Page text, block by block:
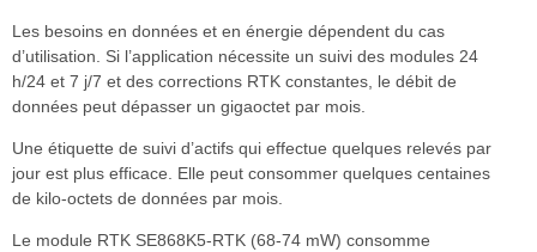
Les besoins en données et en énergie dépendent du cas
d’utilisation. Si l’application nécessite un suivi des modules 24
h/24 et 7 j/7 et des corrections RTK constantes, le débit de
données peut dépasser un gigaoctet par mois.
Une étiquette de suivi d’actifs qui effectue quelques relevés par
jour est plus efficace. Elle peut consommer quelques centaines
de kilo-octets de données par mois.
Le module RTK SE868K5-RTK (68-74 mW) consomme